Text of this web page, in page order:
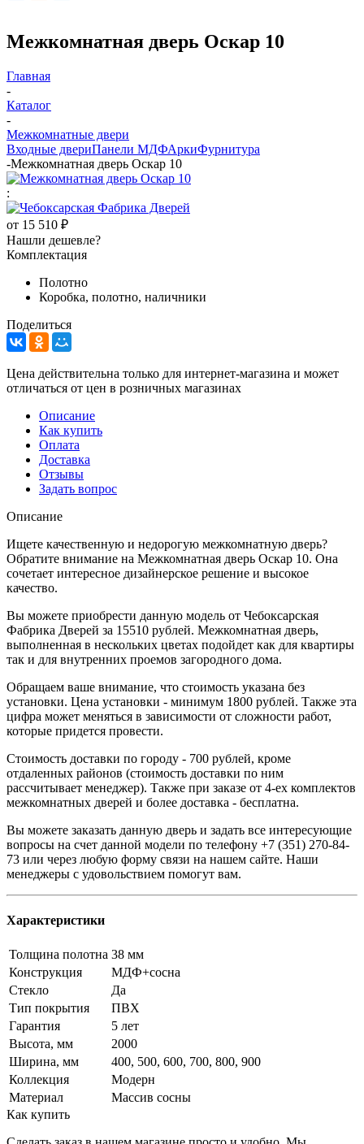
Межкомнатная дверь Оскар 10
Главная
-
Каталог
-
Межкомнатные двери
Входные двериПанели МДФАркиФурнитура
-Межкомнатная дверь Оскар 10
:
от 15 510 ₽
Нашли дешевле?
Комплектация
Полотно
Коробка, полотно, наличники
Поделиться
Цена действительна только для интернет-магазина и может
отличаться от цен в розничных магазинах
Описание
Как купить
Оплата
Доставка
Отзывы
Задать вопрос
Описание
Ищете качественную и недорогую межкомнатную дверь?
Обратите внимание на Межкомнатная дверь Оскар 10. Она
сочетает интересное дизайнерское решение и высокое
качество.
Вы можете приобрести данную модель от Чебоксарская
Фабрика Дверей за 15510 рублей. Межкомнатная дверь,
выполненная в нескольких цветах подойдет как для квартиры
так и для внутренних проемов загородного дома.
Обращаем ваше внимание, что стоимость указана без
установки. Цена установки - минимум 1800 рублей. Также эта
цифра может меняться в зависимости от сложности работ,
которые придется провести.
Стоимость доставки по городу - 700 рублей, кроме
отдаленных районов (стоимость доставки по ним
рассчитывает менеджер). Также при заказе от 4-ех комплектов
межкомнатных дверей и более доставка - бесплатна.
Вы можете заказать данную дверь и задать все интересующие
вопросы на счет данной модели по телефону +7 (351) 270-84-
73 или через любую форму связи на нашем сайте. Наши
менеджеры с удовольствием помогут вам.
Характеристики
Толщина полотна 38 мм
Конструкция
МДФ+сосна
Стекло
Да
Тип покрытия
ПВХ
Гарантия
5 лет
Высота, мм
2000
Ширина, мм
400, 500, 600, 700, 800, 900
Коллекция
Модерн
Материал
Массив сосны
Как купить